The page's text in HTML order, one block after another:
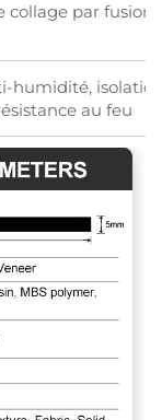
collage par fusion
humidité,
au feu